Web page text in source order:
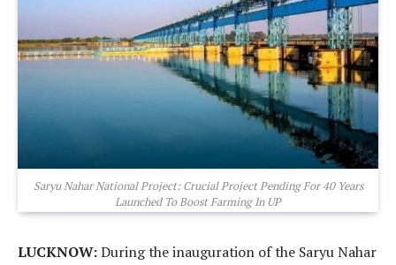
Saryu Nahar National Project: Crucial Project Pending For 40 Years
Launched To Boost Farming In UP
LUCKNOW:During the inauguration of the Saryu Nahar